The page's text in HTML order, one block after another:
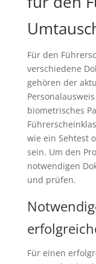
Für den
verschiedene
gehören der
biometrisches
wie ein Sehtest
sein. Um den
notwendigen
und prüfen.
Für einen